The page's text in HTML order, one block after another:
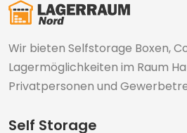
Wir bieten Selfstorage Boxen,
Lagermöglichkeiten im Raum
Privatpersonen und
Self Storage